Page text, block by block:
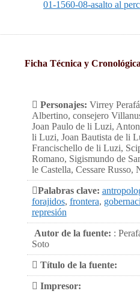
01-1560-08-asalto al
Ficha Técnica y Cronológica
Personajes: Virrey
Albertino, consejero
Joan Paulo de li Luzi,
li Luzi, Joan Bautista de li
Francischello de li Luzi,
Romano, Sigismundo de
le Castella, Cessare Russo,
Palabras clave:
forajidos, frontera,
represión
Autor de la fuente: :
Soto
Título de la fuente:
Impresor: